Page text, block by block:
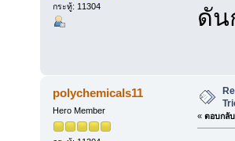
กระทู้: 11304 ดัน
polychemicals11
Hero Member
« ตอบกลั